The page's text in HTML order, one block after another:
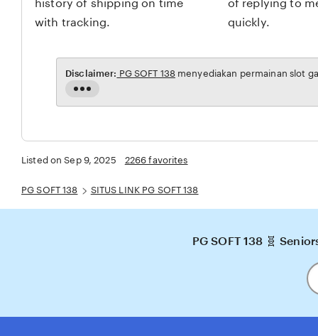
history of shipping on time
with tracking.
of replying to
quickly.
Read
the
Disclaimer: PG SOFT 138menyediakan permainan slot
Listed on Sep 9, 2025 2266 favorites
PG SOFT 138 SITUS LINK PG SOFT 138
PG SOFT 138 🧬